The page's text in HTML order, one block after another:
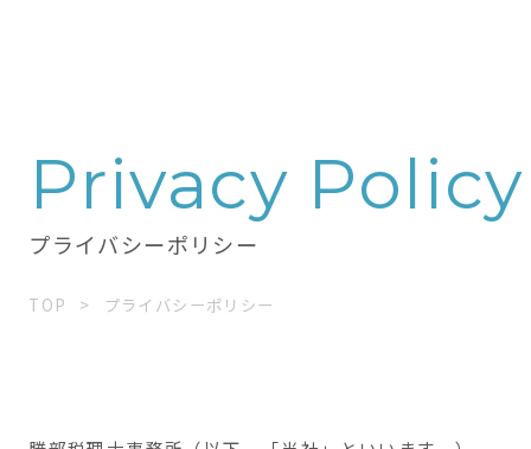
Privacy Policy
プライバシーポリシー
TOP プライバシーポリシー